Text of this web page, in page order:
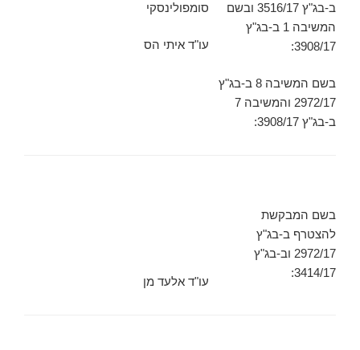
ב-בג"ץ 3516/17 ובשם
המשיבה 1 ב-בג"ץ
3908/17:
בשם המשיבה 8 ב-בג"ץ
2972/17 והמשיבה 7
ב-בג"ץ 3908/17:
סומפולינסקי
עו"ד איתי הס
בשם המבקשת
להצטרף ב-בג"ץ
2972/17 וב-בג"ץ
3414/17:
עו"ד אלעד מן